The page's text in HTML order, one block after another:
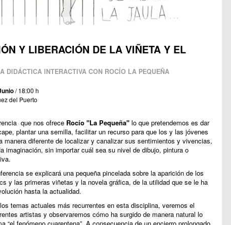
Y LIBERACIÓN DE LA VIÑETA Y EL
DIDÁCTICA INTERACTIVA CON ROCÍO LA PEQUEÑA
/ 18:00 h
del Puerto
que nos ofrece Rocío "La Pequeña"lo que pretendemos es dar
plantar una semilla, facilitar un recurso para que los y las jóvenes
manera diferente de localizar y canalizar sus sentimientos y vivencias,
imaginación, sin importar cuál sea su nivel de dibujo, pintura o
se explicará una pequeña pincelada sobre la aparición de los
y las primeras viñetas y la novela gráfica, de la utilidad que se le ha
hasta la actualidad.
temas actuales más recurrentes en esta disciplina, veremos el
artistas y observaremos cómo ha surgido de manera natural lo